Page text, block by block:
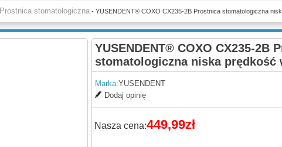
Prostnica stomatologiczna - YUSENDENT® COXO CX235-2B Prostnica stomatologiczna
YUSENDENT® COXO CX235-2B
stomatologiczna niska prędkość
Marka:YUSENDENT
Dodaj opinię
Nasza cena:449,99zł